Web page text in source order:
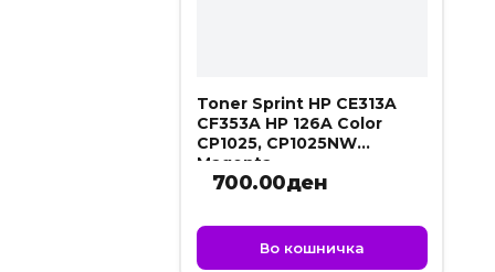
Toner Sprint HP CE313A
CF353A HP 126A Color
CP1025, CP1025NW
Magenta
700.00ден
Во кошничка